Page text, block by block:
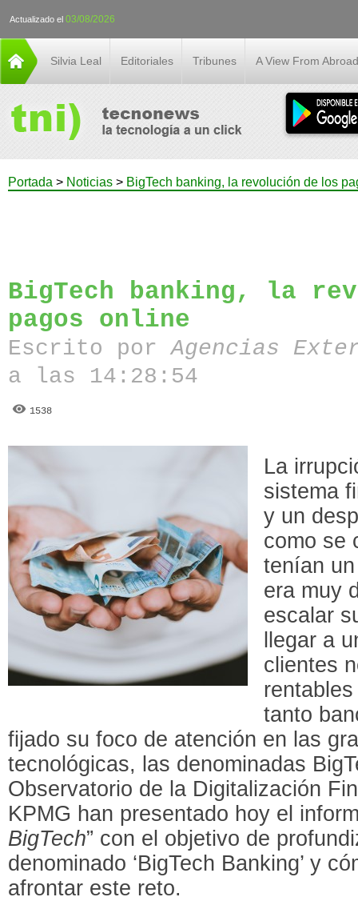
Actualizado el 03/08/2026
Silvia Leal Editoriales Tribunes A View From Abroad
Portada > Noticias > BigTech banking, la revolución de los
BigTech banking, la
pagos online
Escrito porAgencias
a las 14:28:54
1538
La
sistema
y un
como se
tenían
era muy
escalar
llegar a
clientes
tanto
fijado su foco de atención en las
tecnológicas, las denominadas
Observatorio de la Digitalización
KPMG han presentado hoy el
BigTech” con el objetivo de
denominado ‘BigTech Banking’ y
afrontar este reto.